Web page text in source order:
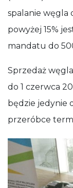
spalanie węgla
powyżej 15%
mandatu do
Sprzedaż
do 1 czerwca
będzie jedynie
przeróbce